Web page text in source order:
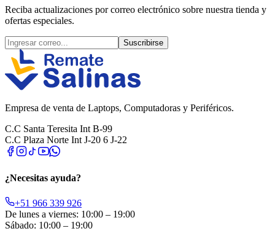
Reciba actualizaciones por correo electrónico sobre nuestra tienda y
ofertas especiales.
Suscribirse
Empresa de venta de Laptops, Computadoras y Periféricos.
C.C Santa Teresita Int B-99
C.C Plaza Norte Int J-20 6 J-22
¿Necesitas ayuda?
+51 966 339 926
De lunes a viernes: 10:00 – 19:00
Sábado: 10:00 – 19:00